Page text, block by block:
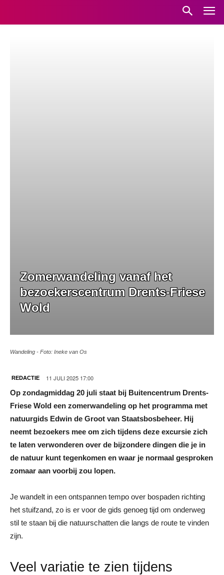
Zomerwandeling vanaf het
bezoekerscentrum Drents-Friese
Wold
Wandeling - Foto: Ineke van Os
REDACTIE 11 JULI 2025 17:00
Op zondagmiddag 20 juli staat bij Buitencentrum Drents-
Friese Wold een zomerwandeling op het programma met
natuurgids Edwin de Groot van Staatsbosbeheer. Hij
neemt bezoekers mee om zich tijdens deze excursie zich
te laten verwonderen over de bijzondere dingen die je in
de natuur kunt tegenkomen en waar je normaal gesproken
zomaar aan voorbij zou lopen.
Je wandelt in een ontspannen tempo over bospaden richting
het stuifzand, zo is er voor de gids genoeg tijd om onderweg
stil te staan bij die natuurschatten die langs de route te vinden
zijn.
Veel variatie te zien tijdens